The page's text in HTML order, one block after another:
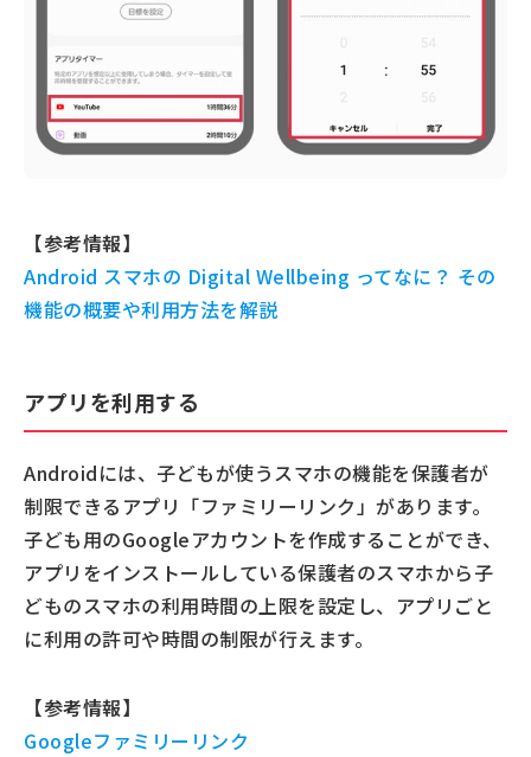
【参考情報】
Android スマホの Digital Wellbeing ってなに？ その
機能の概要や利用方法を解説
アプリを利用する
Androidには、子どもが使うスマホの機能を保護者が
制限できるアプリ「ファミリーリンク」があります。
子ども用のGoogleアカウントを作成することができ、
アプリをインストールしている保護者のスマホから子
どものスマホの利用時間の上限を設定し、アプリごと
に利用の許可や時間の制限が行えます。
【参考情報】
Googleファミリーリンク